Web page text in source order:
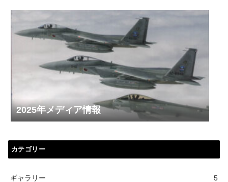
2025年メディア情報
カテゴリー
ギャラリー 5